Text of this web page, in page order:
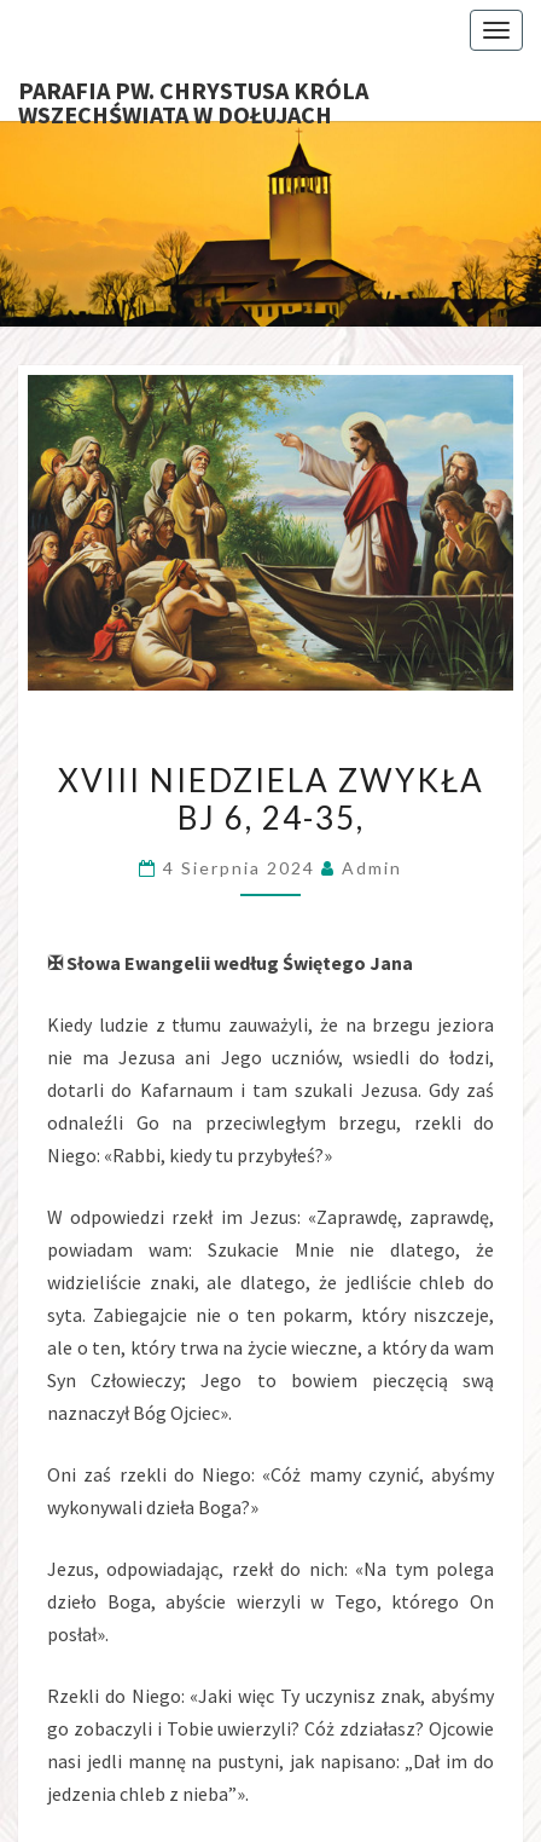
PARAFIA PW. CHRYSTUSA KRÓLA
WSZECHŚWIATA W DOŁUJACH
W
NIEDZIELA
ZWYKŁA
35,
XVIII NIEDZIELA ZWYKŁA
BJ 6, 24-35,
4 Sierpnia 2024 Admin
✠Słowa Ewangelii według Świętego Jana
Kiedy ludzie z tłumu zauważyli, że na brzegu jeziora
nie ma Jezusa ani Jego uczniów, wsiedli do łodzi,
dotarli do Kafarnaum i tam szukali Jezusa. Gdy zaś
odnaleźli Go na przeciwległym brzegu, rzekli do
Niego: «Rabbi, kiedy tu przybyłeś?»
W odpowiedzi rzekł im Jezus: «Zaprawdę, zaprawdę,
powiadam wam: Szukacie Mnie nie dlatego, że
widzieliście znaki, ale dlatego, że jedliście chleb do
syta. Zabiegajcie nie o ten pokarm, który niszczeje,
ale o ten, który trwa na życie wieczne, a który da wam
Syn Człowieczy; Jego to bowiem pieczęcią swą
naznaczył Bóg Ojciec».
Oni zaś rzekli do Niego: «Cóż mamy czynić, abyśmy
wykonywali dzieła Boga?»
Jezus, odpowiadając, rzekł do nich: «Na tym polega
dzieło Boga, abyście wierzyli w Tego, którego On
posłał».
Rzekli do Niego: «Jaki więc Ty uczynisz znak, abyśmy
go zobaczyli i Tobie uwierzyli? Cóż zdziałasz? Ojcowie
nasi jedli mannę na pustyni, jak napisano: „Dał im do
jedzenia chleb z nieba”».